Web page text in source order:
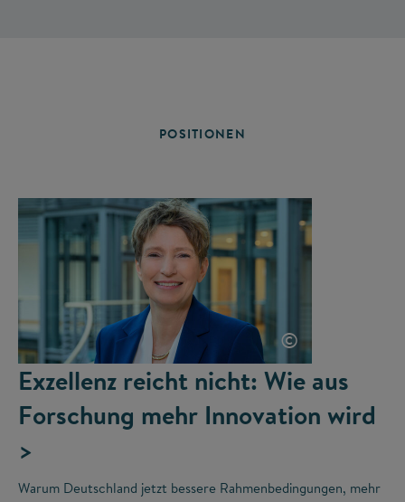
POSITIONEN
©
Exzellenz reicht nicht: Wie aus
Forschung mehr Innovation wird
>
Warum Deutschland jetzt bessere Rahmenbedingungen, mehr